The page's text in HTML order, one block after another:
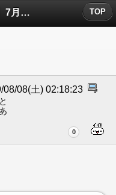
No.9875 【社会】7月の平均搭乗率が68.3% - 富士山静岡空港についたコメント TOP
08/08(土) 02:18:23
0